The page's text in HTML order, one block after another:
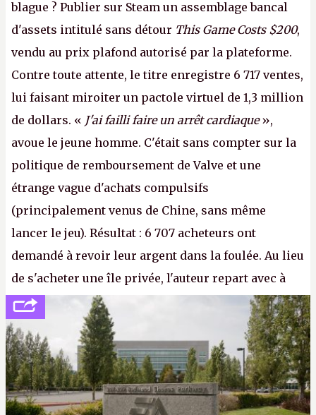
blague ? Publier sur Steam un assemblage bancal
d'assets intitulé sans détour This Game Costs $200,
vendu au prix plafond autorisé par la plateforme.
Contre toute attente, le titre enregistre 6 717 ventes,
lui faisant miroiter un pactole virtuel de 1,3 million
de dollars. « J'ai failli faire un arrêt cardiaque»,
avoue le jeune homme. C'était sans compter sur la
politique de remboursement de Valve et une
étrange vague d'achats compulsifs
(principalement venus de Chine, sans même
lancer le jeu). Résultat : 6 707 acheteurs ont
demandé à revoir leur argent dans la foulée. Au lieu
de s'acheter une île privée, l'auteur repart avec à
peine 2 000 dollars en poche. C'est toujours plus
cher payé que le temps passé à dev, mais ça
apprendra aux petits malins qu'on ne braque pas
Gabe Newell aussi facilement.P.